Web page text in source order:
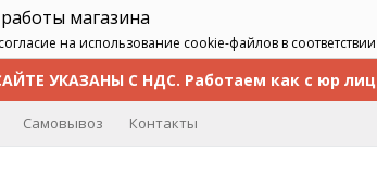
магазина
на использование cookie-файлов в
УКАЗАНЫ С НДС. Работаем как с юр
Самовывоз Контакты